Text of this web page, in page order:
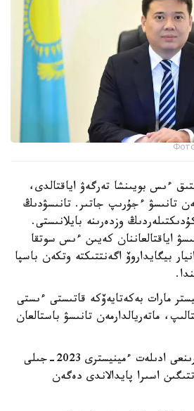
ءىس بويىنشا تەرگەۋ اياقتالدى،
تانىسۋ ءجۇرىپ جاتىر. تانىسۋدىڭ
وزدەرىنە بايلانىستى.
اياقتالعاننان كەيىن ءىس سوتقا
بيگايداروۆ اگەنتتىكتە وتكەن باسپا
مارات بەكەتايەۆكە قاتىستى ءىستى
ماتەريالدارمەن تانىسۋ باستالعان
ەسكە سالا كەتەيىك، بۇرىنعى ادىلەت ءمينيسترى 2023-جىلى
اسىرا پايدالاندى دەگەن